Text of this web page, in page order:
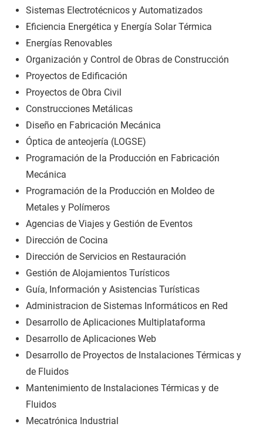
Sistemas Electrotécnicos y Automatizados
Eficiencia Energética y Energía Solar Térmica
Energías Renovables
Organización y Control de Obras de Construcción
Proyectos de Edificación
Proyectos de Obra Civil
Construcciones Metálicas
Diseño en Fabricación Mecánica
Óptica de anteojería (LOGSE)
Programación de la Producción en Fabricación
Mecánica
Programación de la Producción en Moldeo de
Metales y Polímeros
Agencias de Viajes y Gestión de Eventos
Dirección de Cocina
Dirección de Servicios en Restauración
Gestión de Alojamientos Turísticos
Guía, Información y Asistencias Turísticas
Administracion de Sistemas Informáticos en Red
Desarrollo de Aplicaciones Multiplataforma
Desarrollo de Aplicaciones Web
Desarrollo de Proyectos de Instalaciones Térmicas y
de Fluidos
Mantenimiento de Instalaciones Térmicas y de
Fluidos
Mecatrónica Industrial